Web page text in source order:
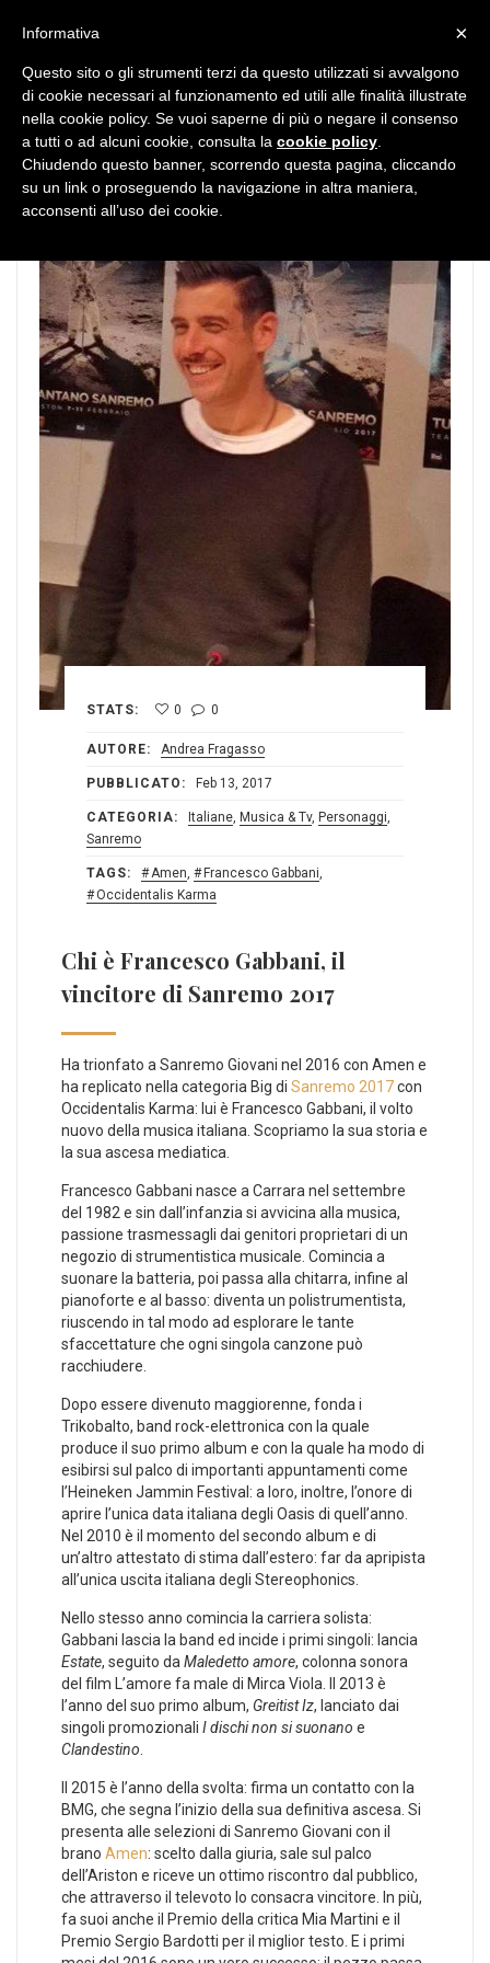
STATS: 0 0
AUTORE: Andrea Fragasso
PUBBLICATO: Feb 13, 2017
CATEGORIA: Italiane, Musica & Tv, Personaggi,
Sanremo
TAGS: Amen, Francesco Gabbani,
Occidentalis Karma
Chi è Francesco Gabbani, il
vincitore di Sanremo 2017
Ha trionfato a Sanremo Giovani nel 2016 con Amen e
ha replicato nella categoria Big di Sanremo 2017con
Occidentalis Karma: lui è Francesco Gabbani, il volto
nuovo della musica italiana. Scopriamo la sua storia e
la sua ascesa mediatica.
Francesco Gabbani nasce a Carrara nel settembre
del 1982 e sin dall’infanzia si avvicina alla musica,
passione trasmessagli dai genitori proprietari di un
negozio di strumentistica musicale. Comincia a
suonare la batteria, poi passa alla chitarra, infine al
pianoforte e al basso: diventa un polistrumentista,
riuscendo in tal modo ad esplorare le tante
sfaccettature che ogni singola canzone può
racchiudere.
Dopo essere divenuto maggiorenne, fonda i
Trikobalto, band rock-elettronica con la quale
produce il suo primo album e con la quale ha modo di
esibirsi sul palco di importanti appuntamenti come
l’Heineken Jammin Festival: a loro, inoltre, l’onore di
aprire l’unica data italiana degli Oasis di quell’anno.
Nel 2010 è il momento del secondo album e di
un’altro attestato di stima dall’estero: far da apripista
all’unica uscita italiana degli Stereophonics.
Nello stesso anno comincia la carriera solista:
Gabbani lascia la band ed incide i primi singoli: lancia
Estate, seguito daMaledetto amore, colonna sonora
del film L’amore fa male di Mirca Viola. Il 2013 è
l’anno del suo primo album, Greitist Iz, lanciato dai
singoli promozionali I dischi non si suonano e
Clandestino.
Il 2015 è l’anno della svolta: firma un contatto con la
BMG, che segna l’inizio della sua definitiva ascesa. Si
presenta alle selezioni di Sanremo Giovani con il
brano Amen: scelto dalla giuria, sale sul palco
dell’Ariston e riceve un ottimo riscontro dal pubblico,
che attraverso il televoto lo consacra vincitore. In più,
fa suoi anche il Premio della critica Mia Martini e il
Premio Sergio Bardotti per il miglior testo. E i primi
×
Informativa
Questo sito o gli strumenti terzi da questo utilizzati si avvalgono
di cookie necessari al funzionamento ed utili alle finalità illustrate
nella cookie policy. Se vuoi saperne di più o negare il consenso
a tutti o ad alcuni cookie, consulta la cookie policy
Chiudendo questo banner, scorrendo questa pagina, cliccando
su un link o proseguendo la navigazione in altra maniera,
acconsenti all’uso dei cookie.